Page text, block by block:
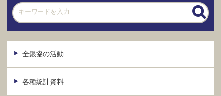
全銀協の活動
各種統計資料